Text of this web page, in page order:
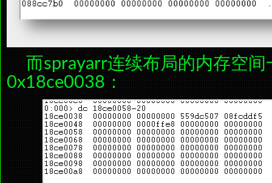
而sprayarr连续布局的内存空
0x18ce0038：